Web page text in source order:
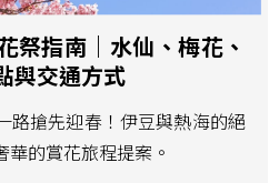
祭指南｜水仙、梅花、
與交通方式
路搶先迎春！伊豆與熱海的絕
的賞花旅程提案。